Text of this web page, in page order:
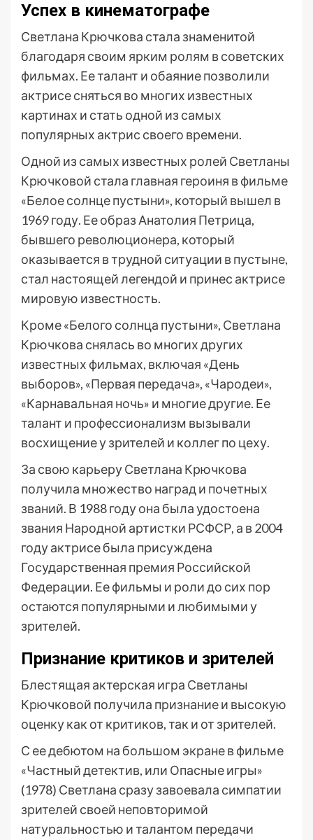
Успех в кинематографе
Светлана Крючкова стала знаменитой
благодаря своим ярким ролям в советских
фильмах. Ее талант и обаяние позволили
актрисе сняться во многих известных
картинах и стать одной из самых
популярных актрис своего времени.
Одной из самых известных ролей Светланы
Крючковой стала главная героиня в фильме
«Белое солнце пустыни», который вышел в
1969 году. Ее образ Анатолия Петрица,
бывшего революционера, который
оказывается в трудной ситуации в пустыне,
стал настоящей легендой и принес актрисе
мировую известность.
Кроме «Белого солнца пустыни», Светлана
Крючкова снялась во многих других
известных фильмах, включая «День
выборов», «Первая передача», «Чародеи»,
«Карнавальная ночь» и многие другие. Ее
талант и профессионализм вызывали
восхищение у зрителей и коллег по цеху.
За свою карьеру Светлана Крючкова
получила множество наград и почетных
званий. В 1988 году она была удостоена
звания Народной артистки РСФСР, а в 2004
году актрисе была присуждена
Государственная премия Российской
Федерации. Ее фильмы и роли до сих пор
остаются популярными и любимыми у
зрителей.
Признание критиков и зрителей
Блестящая актерская игра Светланы
Крючковой получила признание и высокую
оценку как от критиков, так и от зрителей.
С ее дебютом на большом экране в фильме
«Частный детектив, или Опасные игры»
(1978) Светлана сразу завоевала симпатии
зрителей своей неповторимой
натуральностью и талантом передачи